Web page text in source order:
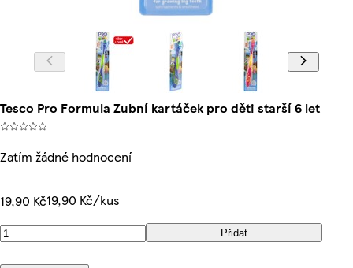
Tesco Pro Formula Zubní kartáček pro děti starší 6 let
Zatím žádné hodnocení
19,90 Kč19,90 Kč/kus
Přidat